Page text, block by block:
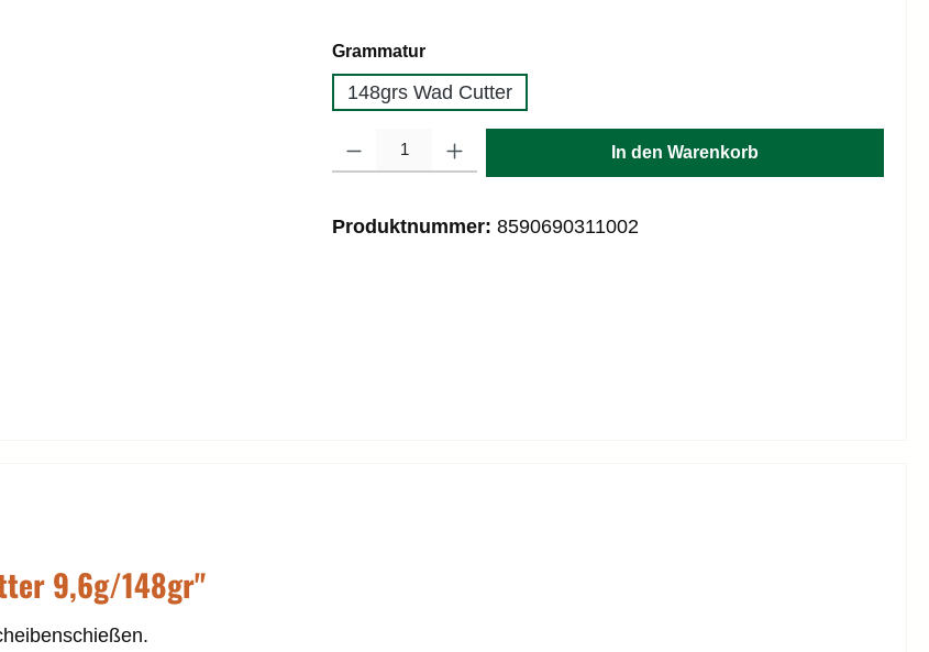
Grammaturauswählen
148grs Wad Cutter
In den Warenkorb
Produktnummer: 8590690311002
9,6g/148gr"